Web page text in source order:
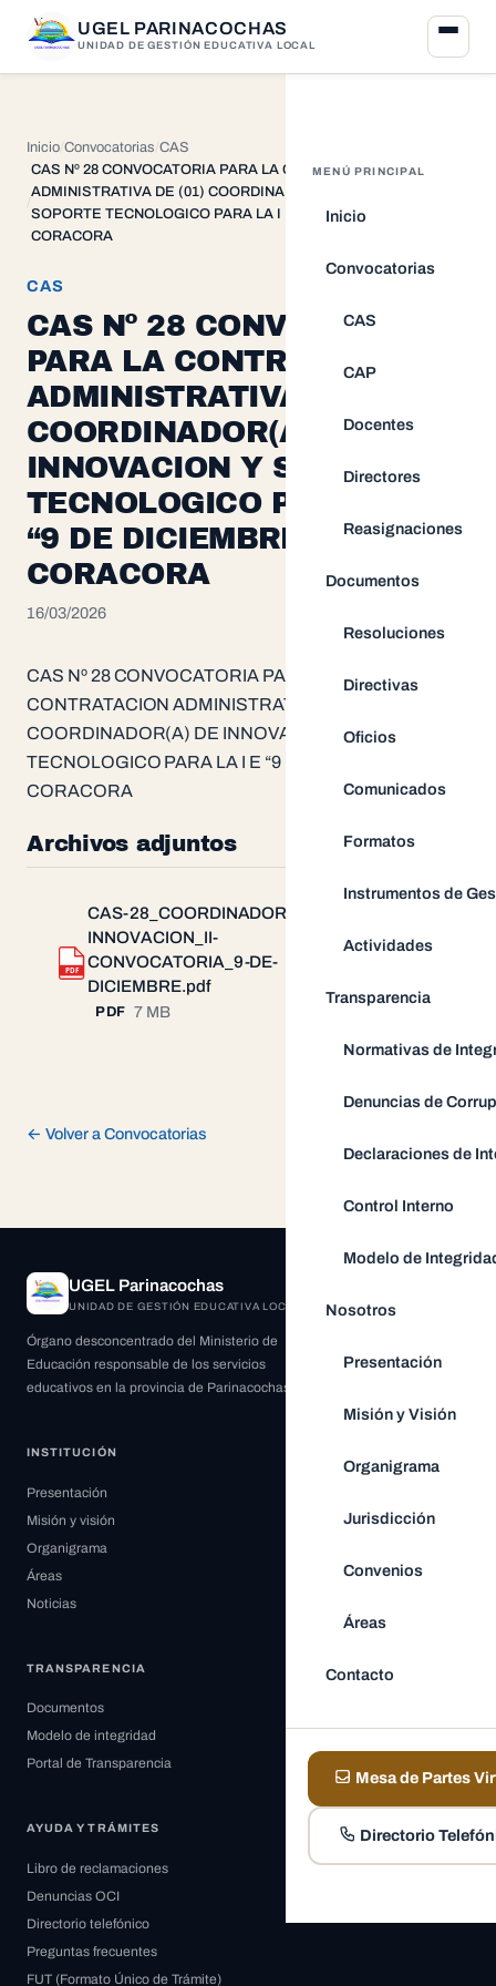
UGEL PARINACOCHAS
UNIDAD DE GESTIÓN EDUCATIVA LOCAL
MENÚ PRINCIPAL
Inicio
Convocatorias
CAS
CAP
Docentes
Directores
Reasignaciones
Documentos
Resoluciones
Directivas
Oficios
Comunicados
Formatos
Instrumentos de
Actividades
Transparencia
Normativas de
Denuncias de
Declaraciones de
Control Interno
Modelo de
Nosotros
Presentación
Misión y Visión
Organigrama
Jurisdicción
Convenios
Áreas
Contacto
Mesa de Partes
Directorio
Inicio Convocatorias CAS
CAS Nº 28 CONVOCATORIA PARA LA CONTRATACION
ADMINISTRATIVA DE (01) COORDINADOR(A) DE INNOVACION Y
SOPORTE TECNOLOGICO PARA LA I E “9 DE DICIEMBRE” DE
CORACORA
CAS
CAS Nº 28 CONVOCATORIA
PARA LA CONTRATACION
ADMINISTRATIVA DE (01)
COORDINADOR(A) DE
INNOVACION Y SOPORTE
TECNOLOGICO PARA LA I E
“9 DE DICIEMBRE” DE
CORACORA
16/03/2026
CAS Nº 28 CONVOCATORIA PARA LA
CONTRATACION ADMINISTRATIVA DE (01)
COORDINADOR(A) DE INNOVACION Y SOPORTE
TECNOLOGICO PARA LA I E “9 DE DICIEMBRE” DE
CORACORA
Archivos adjuntos
PDF
CAS-28_COORDINADOR-DE-
INNOVACION_II-
CONVOCATORIA_9-DE-
DICIEMBRE.pdf
PDF 7 MB
← Volver a Convocatorias
UGEL Parinacochas
UNIDAD DE GESTIÓN EDUCATIVA LOCAL
Órgano desconcentrado del Ministerio de
Educación responsable de los servicios
educativos en la provincia de Parinacochas.
INSTITUCIÓN
Presentación
Misión y visión
Organigrama
Áreas
Noticias
TRANSPARENCIA
Documentos
Modelo de integridad
Portal de Transparencia
AYUDA Y TRÁMITES
Libro de reclamaciones
Denuncias OCI
Directorio telefónico
Preguntas frecuentes
FUT (Formato Único de Trámite)